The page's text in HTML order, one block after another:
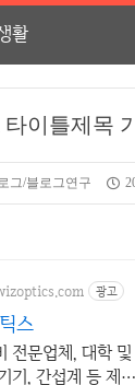
활
타이틀제목
그/블로그연구
광고
스
전문업체, 대학 및
기, 간섭계 등 제품